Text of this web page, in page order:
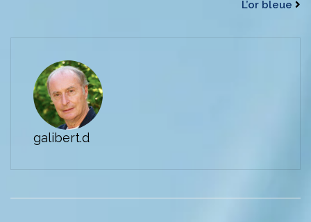
L’or bleue
galibert.d